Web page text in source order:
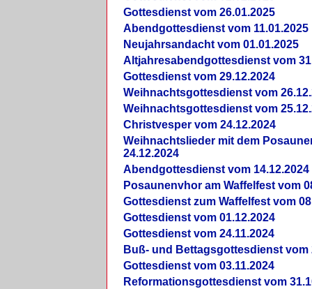
Gottesdienst vom 26.01.2025
Abendgottesdienst vom 11.01.2025
Neujahrsandacht vom 01.01.2025
Altjahresabendgottesdienst vom
Gottesdienst vom 29.12.2024
Weihnachtsgottesdienst vom
Weihnachtsgottesdienst vom
Christvesper vom 24.12.2024
Weihnachtslieder mit dem
24.12.2024
Abendgottesdienst vom 14.12.2024
Posaunenvhor am Waffelfest vom
Gottesdienst zum Waffelfest vom
Gottesdienst vom 01.12.2024
Gottesdienst vom 24.11.2024
Buß- und Bettagsgottesdienst vom
Gottesdienst vom 03.11.2024
Reformationsgottesdienst vom